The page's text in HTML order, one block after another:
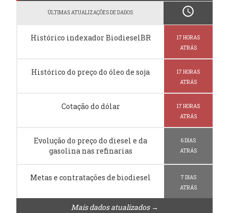
ÚLTIMAS ATUALIZAÇÕES DE DADOS schedule
Histórico indexador BiodieselBR
17 HORAS
ATRÁS
Histórico do preço do óleo de soja
17 HORAS
ATRÁS
Cotação do dólar
17 HORAS
ATRÁS
Evolução do preço do diesel e da
gasolina nas refinarias
6 DIAS
ATRÁS
Metas e contratações de biodiesel
7 DIAS
ATRÁS
Mais dados atualizados →